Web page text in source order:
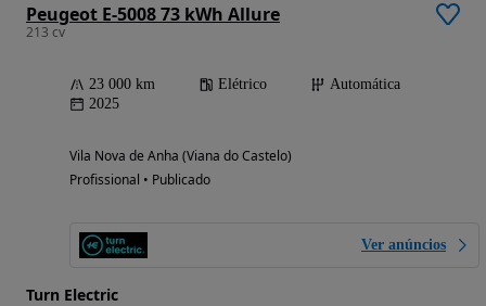
Peugeot E-5008 73 kWh Allure
213 cv
23 000 km Elétrico
Automática
2025
Vila Nova de Anha (Viana do Castelo)
Profissional • Publicado
Ver anúncios
Turn Electric